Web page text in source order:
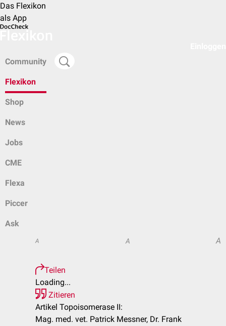
Das Flexikon
als App
Community
Flexikon
Shop
News
Jobs
CME
Flexa
Piccer
Ask
A A A
Teilen
Loading...
Zitieren
Artikel Topoisomerase II:
Mag. med. vet. Patrick Messner, Dr. Frank